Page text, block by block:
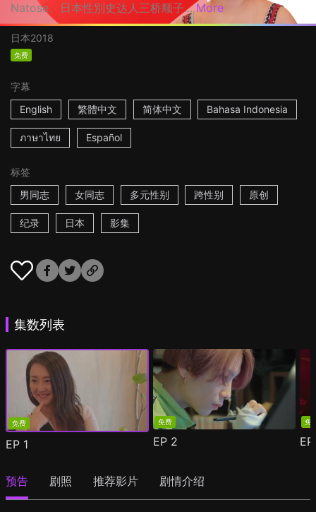
Natose、日本性別史达人三桥顺子... More
日本2018
免费
字幕
English
繁體中文 简体中文 Bahasa Indonesia
ภาษาไทย Español
标签
男同志
女同志 多元性别 跨性别 原创
纪录 日本 影集
集数列表
免费
EP 1
免费
EP 2
免
预告 剧照 推荐影片 剧情介绍